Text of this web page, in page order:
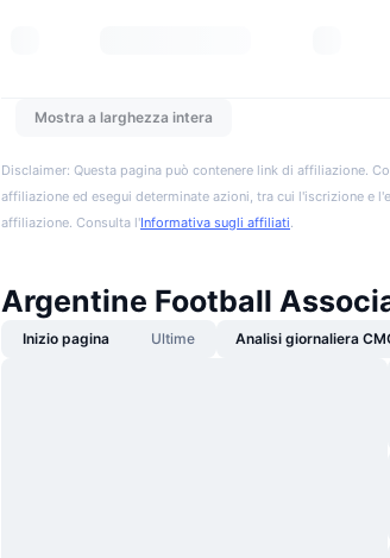
Mostra a larghezza intera
Disclaimer: Questa pagina può contenere link di affiliazione.
affiliazione ed esegui determinate azioni, tra cui l'iscrizione e
affiliazione. Consulta l'Informativa sugli affiliati.
Argentine Football
Inizio pagina Ultime Analisi giornaliera